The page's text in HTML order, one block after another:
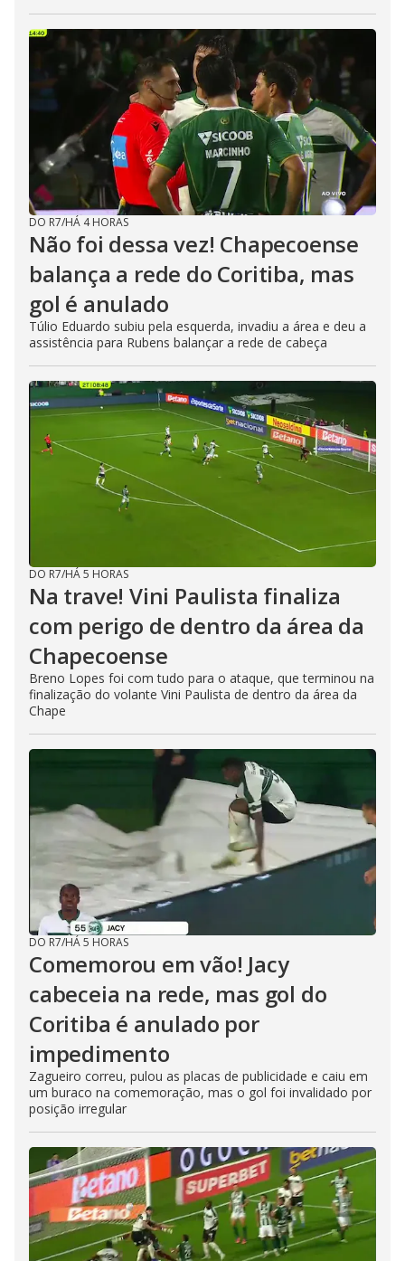
DO R7/HÁ 4 HORAS
Não foi dessa vez! Chapecoense
balança a rede do Coritiba, mas
gol é anulado
Túlio Eduardo subiu pela esquerda, invadiu a área e deu a
assistência para Rubens balançar a rede de cabeça
DO R7/HÁ 5 HORAS
Na trave! Vini Paulista finaliza
com perigo de dentro da área da
Chapecoense
Breno Lopes foi com tudo para o ataque, que terminou na
finalização do volante Vini Paulista de dentro da área da
Chape
DO R7/HÁ 5 HORAS
Comemorou em vão! Jacy
cabeceia na rede, mas gol do
Coritiba é anulado por
impedimento
Zagueiro correu, pulou as placas de publicidade e caiu em
um buraco na comemoração, mas o gol foi invalidado por
posição irregular